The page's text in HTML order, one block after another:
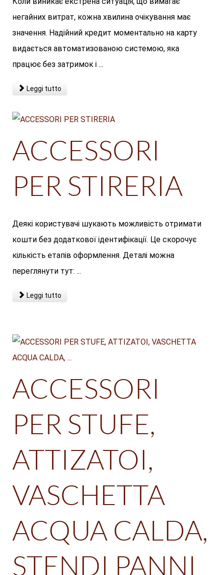
негайних витрат, кожна хвилина очікування має
значення. Надійний кредит моментально на карту
видається автоматизованою системою, яка
працює без затримок і ...
Leggi tutto
ACCESSORI
PER STIRERIA
Деякі користувачі шукають можливість отримати
кошти без додаткової ідентифікації. Це скорочує
кількість етапів оформлення. Деталі можна
переглянути тут: ...
Leggi tutto
ACCESSORI
PER STUFE,
ATTIZATOI,
VASCHETTA
ACQUA CALDA,
STENDI PANNI